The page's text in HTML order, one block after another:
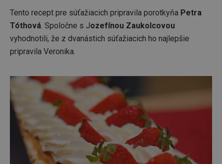
Tento recept pre súťažiacich pripravila porotkyňa Petra
Tóthová. Spoločne s Jozefínou Zaukolcovou
vyhodnotili, že z dvanástich súťažiacich ho najlepšie
pripravila Veronika.